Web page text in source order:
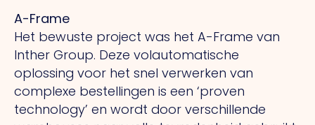
A-Frame
Het bewuste project was het A-Frame van
Inther Group. Deze volautomatische
oplossing voor het snel verwerken van
complexe bestellingen is een ‘proven
technology’ en wordt door verschillende